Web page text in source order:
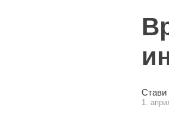
Стави
1.